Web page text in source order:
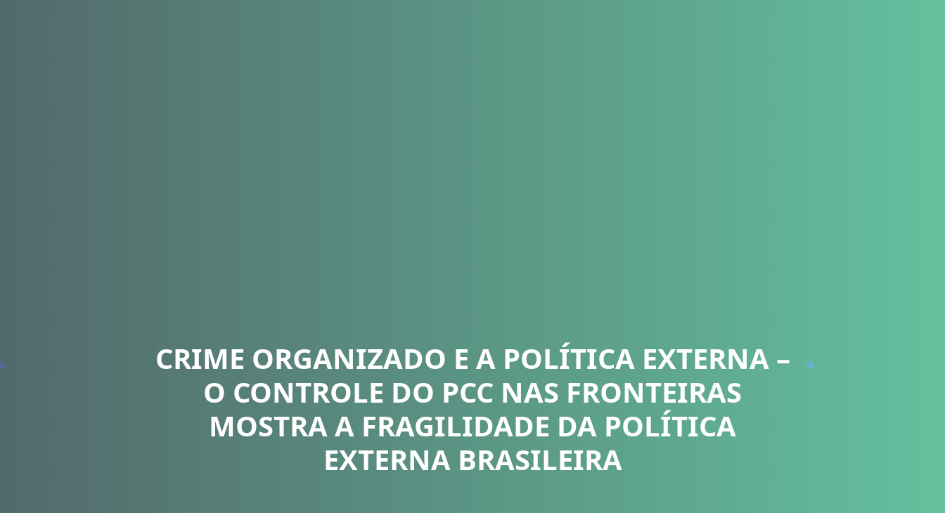
CRIME ORGANIZADO E A POLÍTICA EXTERNA –
O CONTROLE DO PCC NAS FRONTEIRAS
MOSTRA A FRAGILIDADE DA POLÍTICA
EXTERNA BRASILEIRA